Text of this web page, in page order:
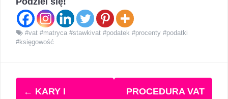
#vat #matryca #stawkivat #podatek #procenty #podatki
#księgowość
Zobacz
← KARY I
PROCEDURA VAT